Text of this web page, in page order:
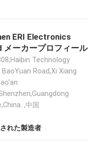
ERI Electronics
メーカープロフィール
Technology
BaoYuan Road,Xi Xiang
,中国
れた製造者